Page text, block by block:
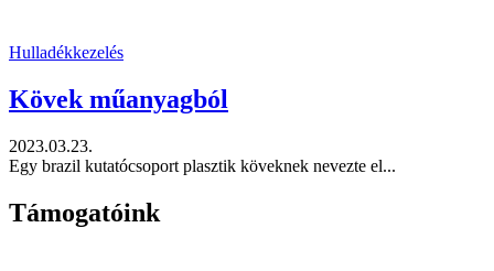
Hulladékkezelés
Kövek műanyagból
2023.03.23.
Egy brazil kutatócsoport plasztik köveknek nevezte el...
Támogatóink